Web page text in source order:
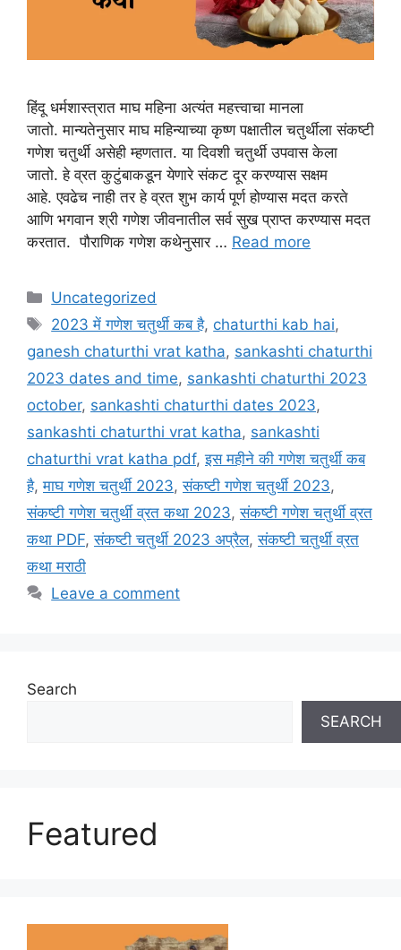
हिंदू धर्मशास्त्रात माघ महिना अत्यंत महत्त्वाचा मानला
जातो. मान्यतेनुसार माघ महिन्याच्या कृष्ण पक्षातील चतुर्थीला संकष्टी
गणेश चतुर्थी असेही म्हणतात. या दिवशी चतुर्थी उपवास केला
जातो. हे व्रत कुटुंबाकडून येणारे संकट दूर करण्यास सक्षम
आहे. एवढेच नाही तर हे व्रत शुभ कार्य पूर्ण होण्यास मदत करते
आणि भगवान श्री गणेश जीवनातील सर्व सुख प्राप्त करण्यास मदत
करतात. पौराणिक गणेश कथेनुसार … Read more
Categories
Uncategorized
Tags
2023 में गणेश चतुर्थी कब है, chaturthi kab hai,
ganesh chaturthi vrat katha, sankashti chaturthi
2023 dates and time, sankashti chaturthi 2023
october, sankashti chaturthi dates 2023,
sankashti chaturthi vrat katha, sankashti
chaturthi vrat katha pdf,इस महीने की गणेश चतुर्थी कब
है,माघ गणेश चतुर्थी 2023,संकष्टी गणेश चतुर्थी 2023,
संकष्टी गणेश चतुर्थी व्रत कथा 2023,संकष्टी गणेश चतुर्थी व्रत
कथा PDF,संकष्टी चतुर्थी 2023 अप्रैल,संकष्टी चतुर्थी व्रत
कथा मराठी
Leave a comment
Search
SEARCH
Featured